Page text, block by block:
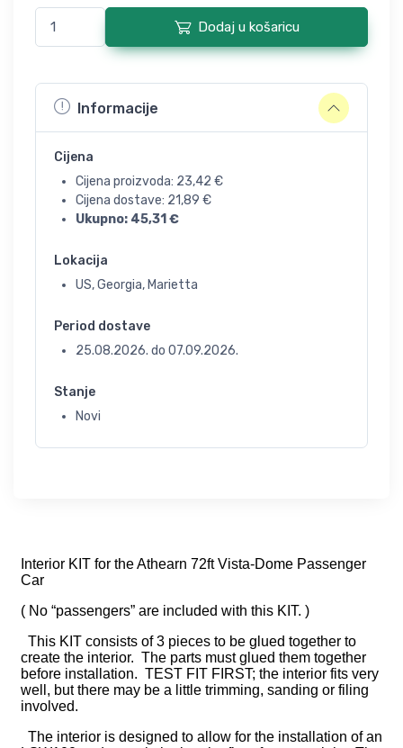
Dodaj u košaricu
Informacije
Cijena
Cijena proizvoda: 23,42 €
Cijena dostave: 21,89 €
Ukupno: 45,31 €
Lokacija
US, Georgia, Marietta
Period dostave
25.08.2026. do 07.09.2026.
Stanje
Novi